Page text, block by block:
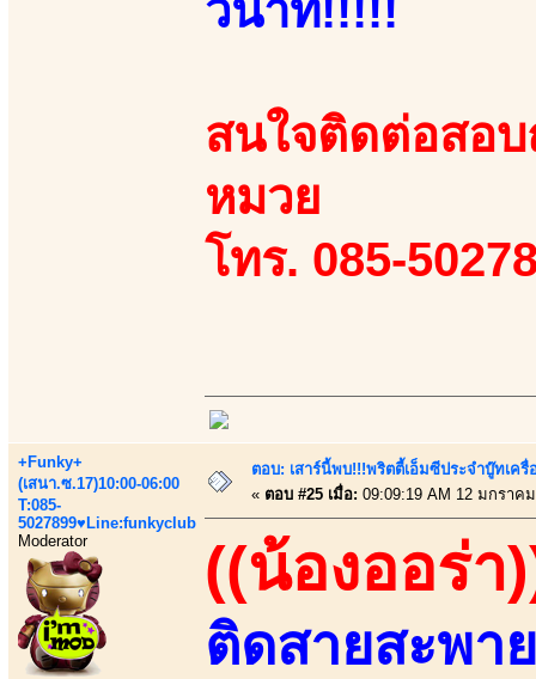
สนใจติดต่อสอบ
หมวย
โทร. 085-
+Funky+
(เสนา.ซ.17)10:00-06:00
T:085-
5027899♥Line:funkyclub
Moderator
ตอบ: เสาร์นี้พบ!!!พริตตี้เอ็มซีประจำบู๊ทเค
« ตอบ #25 เมื่อ: 09:09:19 AM 12 มกราค
((น้องออร่า
ติดสายสะพา